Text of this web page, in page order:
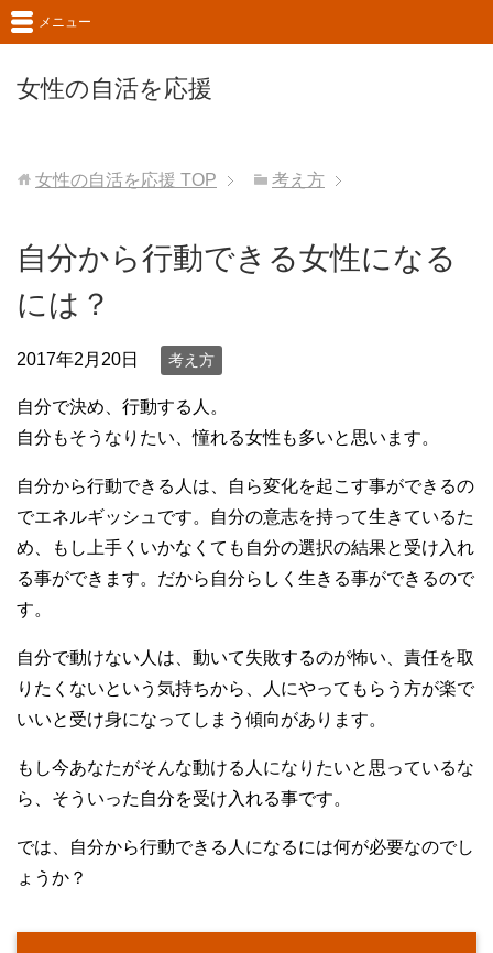
女性の自活を応援
メニュー
女性の自活を応援 TOP 考え方
自分から行動できる女性になる
には？
2017年2月20日 考え方
自分で決め、行動する人。
自分もそうなりたい、憧れる女性も多いと思います。
自分から行動できる人は、自ら変化を起こす事ができるの
でエネルギッシュです。自分の意志を持って生きているた
め、もし上手くいかなくても自分の選択の結果と受け入れ
る事ができます。だから自分らしく生きる事ができるので
す。
自分で動けない人は、動いて失敗するのが怖い、責任を取
りたくないという気持ちから、人にやってもらう方が楽で
いいと受け身になってしまう傾向があります。
もし今あなたがそんな動ける人になりたいと思っているな
ら、そういった自分を受け入れる事です。
では、自分から行動できる人になるには何が必要なのでし
ょうか？